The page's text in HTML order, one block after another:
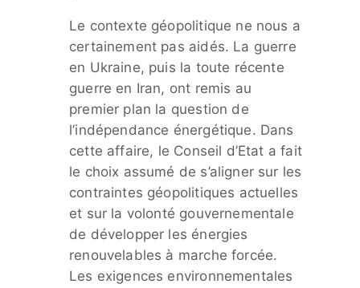
Le contexte géopolitique ne nous a
certainement pas aidés. La guerre
en Ukraine, puis la toute récente
guerre en Iran, ont remis au
premier plan la question de
l’indépendance énergétique. Dans
cette affaire, le Conseil d’Etat a fait
le choix assumé de s’aligner sur les
contraintes géopolitiques actuelles
et sur la volonté gouvernementale
de développer les énergies
renouvelables à marche forcée.
Les exigences environnementales